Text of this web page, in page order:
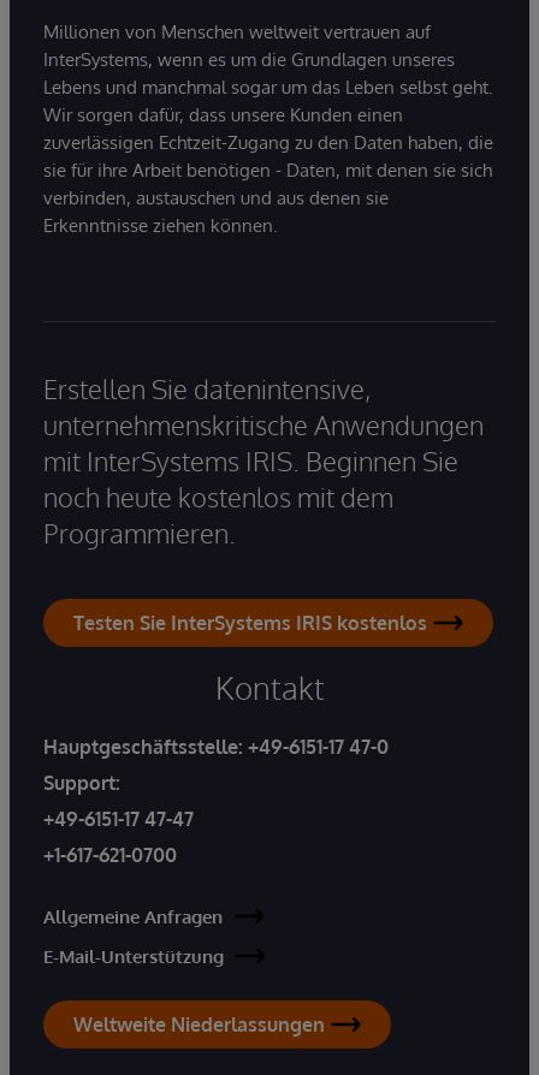
Millionen von Menschen weltweit vertrauen auf
InterSystems, wenn es um die Grundlagen unseres
Lebens und manchmal sogar um das Leben selbst geht.
Wir sorgen dafür, dass unsere Kunden einen
zuverlässigen Echtzeit-Zugang zu den Daten haben, die
sie für ihre Arbeit benötigen - Daten, mit denen sie sich
verbinden, austauschen und aus denen sie
Erkenntnisse ziehen können.
Erstellen Sie datenintensive,
unternehmenskritische Anwendungen
mit InterSystems IRIS. Beginnen Sie
noch heute kostenlos mit dem
Programmieren.
Testen Sie InterSystems IRIS kostenlos
Kontakt
Hauptgeschäftsstelle: +49-6151-17 47-0
Support:
+49-6151-17 47-47
+1-617-621-0700
Allgemeine Anfragen
E-Mail-Unterstützung
Weltweite Niederlassungen